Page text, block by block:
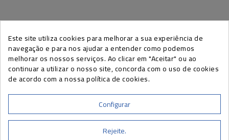
SUBSCREVA A NEWSLETTER EFAPE
presente nas nossas newsletters.
Este site utiliza cookies para melhorar a sua experiência de
navegação e para nos ajudar a entender como podemos
melhorar os nossos serviços. Ao clicar em "Aceitar" ou ao
continuar a utilizar o nosso site, concorda com o uso de cookies
de acordo com a nossa política de cookies.
Configurar
Rejeite.